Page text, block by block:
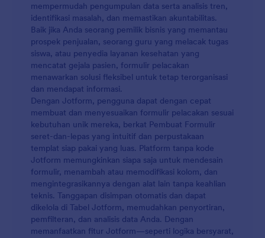
mempermudah pengumpulan data serta analisis tren,
identifikasi masalah, dan memastikan akuntabilitas.
Baik jika Anda seorang pemilik bisnis yang memantau
prospek penjualan, seorang guru yang melacak tugas
siswa, atau penyedia layanan kesehatan yang
mencatat gejala pasien, formulir pelacakan
menawarkan solusi fleksibel untuk tetap terorganisasi
dan mendapat informasi.
Dengan Jotform, pengguna dapat dengan cepat
membuat dan menyesuaikan formulir pelacakan sesuai
kebutuhan unik mereka, berkat Pembuat Formulir
seret-dan-lepas yang intuitif dan perpustakaan
templat siap pakai yang luas. Platform tanpa kode
Jotform memungkinkan siapa saja untuk mendesain
formulir, menambah atau memodifikasi kolom, dan
mengintegrasikannya dengan alat lain tanpa keahlian
teknis. Tanggapan disimpan otomatis dan dapat
dikelola di Tabel Jotform, memudahkan penyortiran,
pemfilteran, dan analisis data Anda. Dengan
memanfaatkan fitur Jotform—seperti logika bersyarat,